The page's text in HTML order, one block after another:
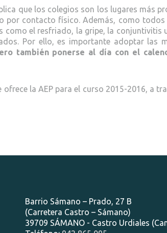
que los colegios son los lugares más
por contacto físico. Además, como
como el resfriado, la gripe, la conjuntivitis
Por ello, es importante adoptar las
también ponerse al día con el
ofrece la AEP para el curso 2015-2016, a
Barrio Sámano – Prado, 27 B
(Carretera Castro – Sámano)
39709 SÁMANO - Castro Urdiales